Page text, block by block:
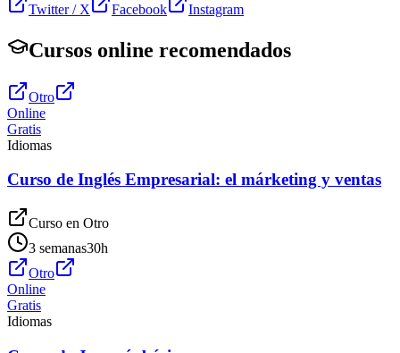
Twitter / X
Facebook Instagram
Cursos online recomendados
Otro
Online
Gratis
Idiomas
Curso de Inglés Empresarial: el márketing y ventas
Curso en Otro
3 semanas30h
Otro
Online
Gratis
Idiomas